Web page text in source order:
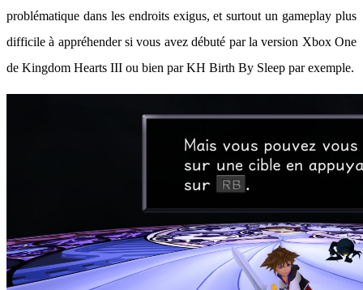
problématique dans les endroits exigus, et surtout un gameplay plus
difficile à appréhender si vous avez débuté par la version Xbox One
de Kingdom Hearts III ou bien par KH Birth By Sleep par exemple.